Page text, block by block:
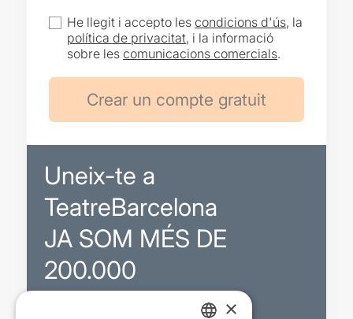
He llegit i accepto lescondicions d'ús, la
política de privacitat, i la informació
sobre lescomunicacions comercials.
Uneix-te a
TeatreBarcelona
JA SOM MÉS DE
200.000
×